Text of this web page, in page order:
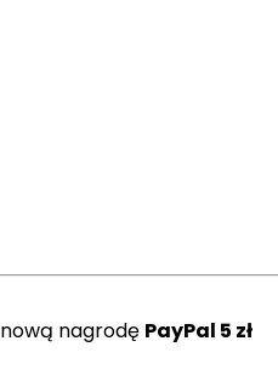
nową nagrodę PayPal 5 zł